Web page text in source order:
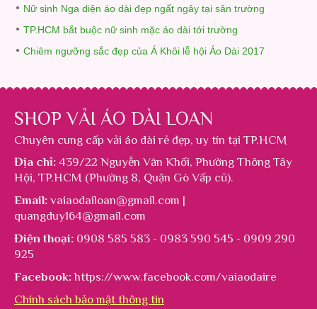
Nữ sinh Nga diện áo dài đẹp ngất ngây tại sân trường
TP.HCM bắt buộc nữ sinh mặc áo dài tới trường
Chiêm ngưỡng sắc đẹp của Á Khôi lễ hội Áo Dài 2017
SHOP VẢI ÁO DÀI LOAN
Chuyên cung cấp vải áo dài rẻ đẹp, uy tín tại TP.HCM
Địa chỉ: 439/22 Nguyễn Văn Khối, Phường Thông Tây
Hội, TP.HCM (Phường 8, Quận Gò Vấp cũ).
Email: vaiaodailoan@gmail.com |
quangduy164@gmail.com
Điện thoại: 0908 585 583 - 0983 590 545 - 0909 290
925
Facebook: https://www.facebook.com/vaiaodaire
Chính sách bảo mật thông tin